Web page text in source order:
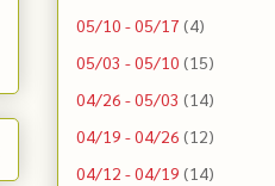
05/10 - 05/17 (4)
05/03 - 05/10 (15)
04/26 - 05/03 (14)
04/19 - 04/26 (12)
04/12 - 04/19 (14)